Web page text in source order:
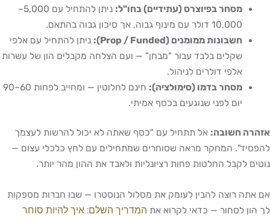
מסחר בפיוצרס (עתידיים) בחו"ל:
ניתן להתחיל עם 5,000–
10,000 דולר עם מינוף גבוה, אך סיכון גבוה בהתאם.
חשבונות ממומנים (Prop / Funded):
ניתן להתחיל עם אלפי
שקלים בלבד עבור "מבחן" — ועם הצלחה מקבלים הון של עשרות
אלפי דולרים לניהול.
מסחר בדמו (סימולציה):
חינם לחלוטין — ומחייב לפחות 60–90
יום לפני שנוגעים בכסף אמיתי.
אזהרה חשובה: אל תתחיל עם "כסף שאתה לא יכול להרשות לעצמך
להפסיד". המחקר מראה שסוחרים שמתחילים עם לחץ כלכלי עצום —
נוטים לקבל החלטות פחות רציונליות ולאבד את ההון מהר יותר.
אם אתה רוצה להבין לעומק את מסלול הנוסטרו — שבו חברות מספקות
לך הון לסחור — כדאי לקרוא את המדריך השלם: איך להיות סוחר